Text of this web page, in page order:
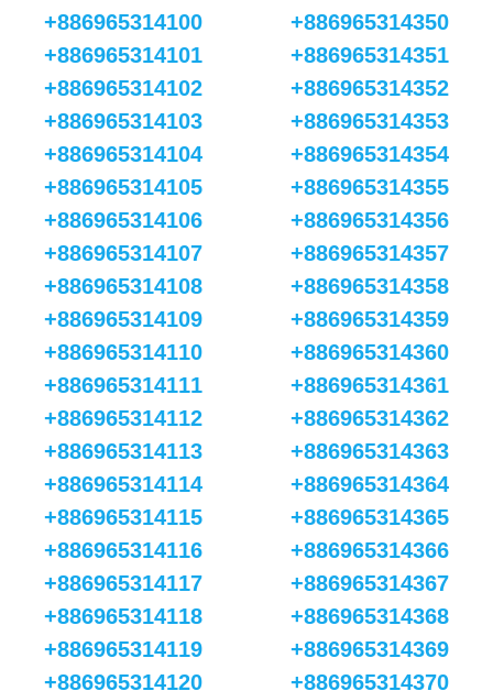
+886965314100
+886965314101
+886965314102
+886965314103
+886965314104
+886965314105
+886965314106
+886965314107
+886965314108
+886965314109
+886965314110
+886965314111
+886965314112
+886965314113
+886965314114
+886965314115
+886965314116
+886965314117
+886965314118
+886965314119
+886965314120
+886965314350
+886965314351
+886965314352
+886965314353
+886965314354
+886965314355
+886965314356
+886965314357
+886965314358
+886965314359
+886965314360
+886965314361
+886965314362
+886965314363
+886965314364
+886965314365
+886965314366
+886965314367
+886965314368
+886965314369
+886965314370